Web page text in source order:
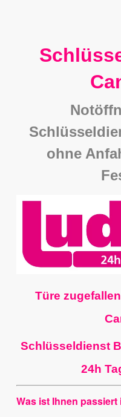
ohne
Türe
Schlüsseldienst
24h
Was ist Ihnen